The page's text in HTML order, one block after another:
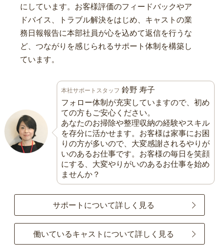
にしています。お客様評価のフィードバックやア
ドバイス、トラブル解決をはじめ、キャストの業
務日報報告に本部社員が心を込めて返信を行うな
ど、つながりを感じられるサポート体制を構築し
ています。
本社サポートスタッフ 鈴野 寿子
フォロー体制が充実していますので、初め
ての方もご安心ください。
あなたのお掃除や整理収納の経験やスキル
を存分に活かせます。お客様は家事にお困
りの方が多いので、大変感謝されるやりが
いのあるお仕事です。お客様の毎日を笑顔
にする、大変やりがいのあるお仕事を始め
ませんか？
サポートについて詳しく見る
働いているキャストについて詳しく見る